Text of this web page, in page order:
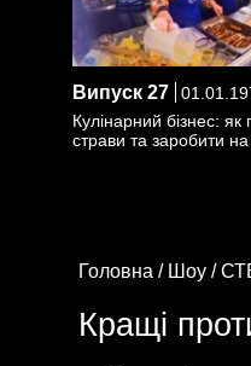
Випуск 27
Кулінарний бізнес: як
страви та заробити
Головна / Шоу /
Кращі